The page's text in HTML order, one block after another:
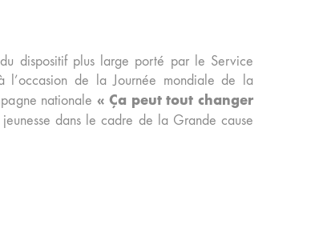
dispositif plus large porté par le Service
l’occasion de la Journée mondiale de la
nationale « Ça peut tout changer
dans le cadre de la Grande cause